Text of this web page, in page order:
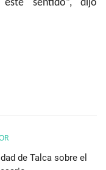
sentido”, dijo
de Talca sobre el